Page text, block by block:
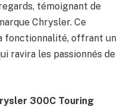
témoignant de
Chrysler. Ce
fonctionnalité, offrant un
ravira les passionnés de
300C Touring